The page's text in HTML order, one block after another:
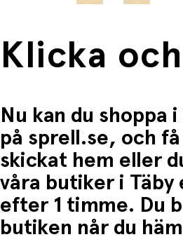
Klicka
Nu kan du shoppa
på sprell.se, och
skickat hem eller
våra butiker i Täby
efter 1 timme. Du
butiken når du